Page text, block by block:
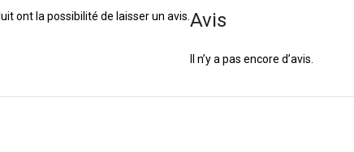
Avis
Il n’y a pas encore d’avis.
ont la possibilité de laisser un avis.